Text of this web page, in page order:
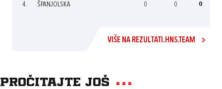
4. ŠPANJOLSKA 0 0 0
VIŠE NA REZULTATI.HNS.TEAM
Pročitajte još